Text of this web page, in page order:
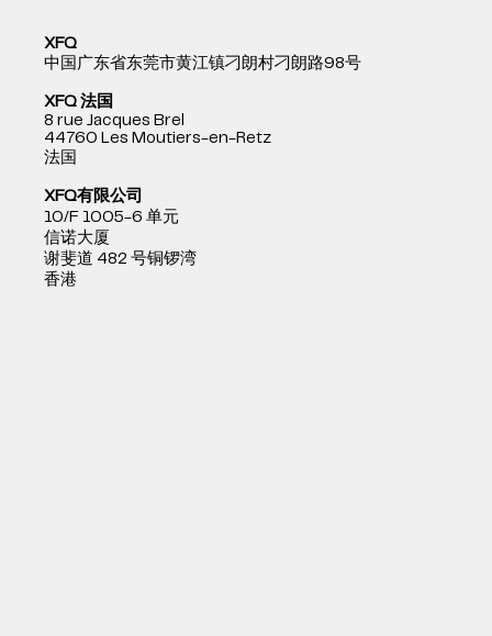
XFQ
中国广东省东莞市黄江镇刁朗村刁朗路98号
XFQ 法国
8 rue Jacques Brel
44760 Les Moutiers-en-Retz
法国
XFQ有限公司
10/F 1005-6 单元
信诺大厦
谢斐道 482 号铜锣湾
香港